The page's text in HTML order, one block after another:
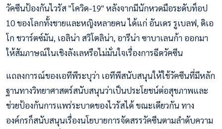
วัคซีนป้องกันไวรัส "โควิด-19" หลังจากมีนักหวดมือระดับท็อป
10 ของโลกทั้งชายและหญิงหลายคน ได้แก่ อันเดร รูเบลฟ, ดิเอ
โก ชวาร์ตซ์มัน, เอลิน่า สวิโตลิน่า, อารีน่า ซาบาเลนก้า ออกมา
ให้สัมภาษณ์ในเชิงลังเลหรือไม่มั่นใจเรื่องการฉีดวัคซีน
แถลงการณ์ของเอทีพีระบุว่า เอทีพีสนับสนุนให้ใช้วัคซีนที่มีหลัก
ฐานทางวิทยาศาสตร์สนับสนุนว่าเป็นประโยชน์ต่อสุขภาพและ
ช่วยป้องกันการแพร่ระบาดของไวรัสได้ ขณะเดียวกัน ทาง
องค์กรก็สนับสนุนเรื่องนโยบายการจัดสรรวัคซีนตามลำดับความ